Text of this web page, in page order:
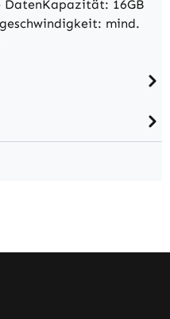
DatenKapazität: 16GB
mind.